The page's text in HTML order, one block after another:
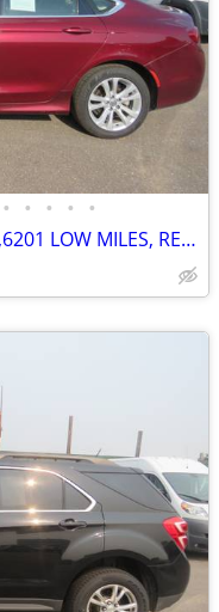
• • • • •
2015 CHRYSLER 200 LIMITED, 101,6201 LOW MILES, RELIABLE, GREAT RIDE!!!